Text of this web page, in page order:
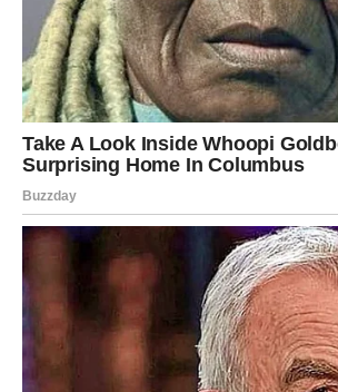
Lavovi i Ovnovi poznati su kao snažni,
znakovi koji se teško mire sa porazom.
sa Baba Vangom govore da ovi znakovi
sreću u ključnim životnim trenucima.
Kada djeluje da izlaza nema, često dolazi
koji im pomaže da pronađu rješenje i
samouvjerenost i snažna volja često ih
situacije.
Međutim, upravo zbog svoje impulsivne
mogu donositi nagle odluke koje ih uvode u